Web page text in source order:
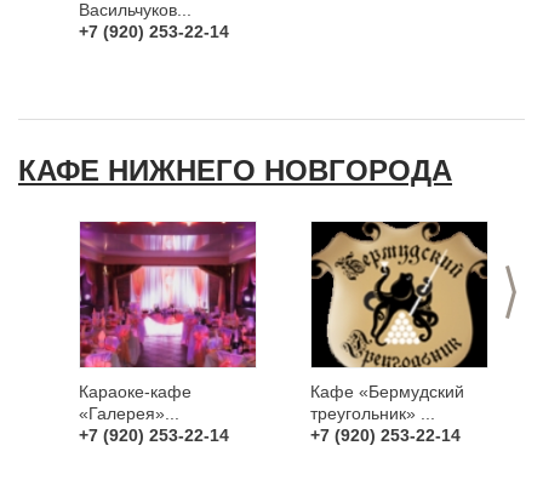
Васильчуков...
+7 (920) 253-22-14
КАФЕ НИЖНЕГО НОВГОРОДА
>
Караоке-кафе
«Галерея»...
+7 (920) 253-22-14
Кафе «Бермудский
треугольник» ...
+7 (920) 253-22-14